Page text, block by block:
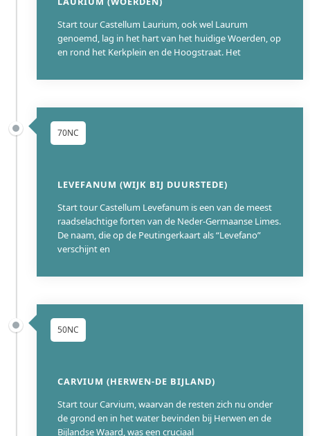
Start tour Castellum Laurium, ook wel Laurum
genoemd, lag in het hart van het huidige Woerden, op
en rond het Kerkplein en de Hoogstraat. Het
70NC
LEVEFANUM (WIJK BIJ DUURSTEDE)
Start tour Castellum Levefanum is een van de meest
raadselachtige forten van de Neder-Germaanse Limes.
De naam, die op de Peutingerkaart als “Levefano”
verschijnt en
50NC
CARVIUM (HERWEN-DE BIJLAND)
Start tour Carvium, waarvan de resten zich nu onder
de grond en in het water bevinden bij Herwen en de
Bijlandse Waard, was een cruciaal